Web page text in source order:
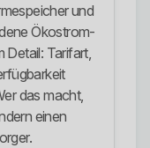
und
Ökostrom-
Detail: Tarifart,
das macht,
einen